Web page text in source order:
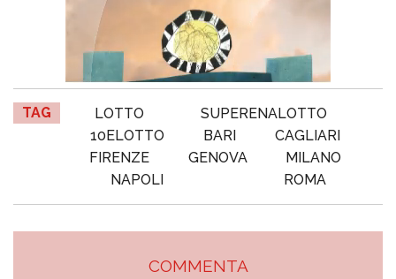
TAG LOTTO
SUPERENALOTTO
10ELOTTO
BARI
CAGLIARI
FIRENZE
GENOVA
MILANO
NAPOLI
ROMA
COMMENTA